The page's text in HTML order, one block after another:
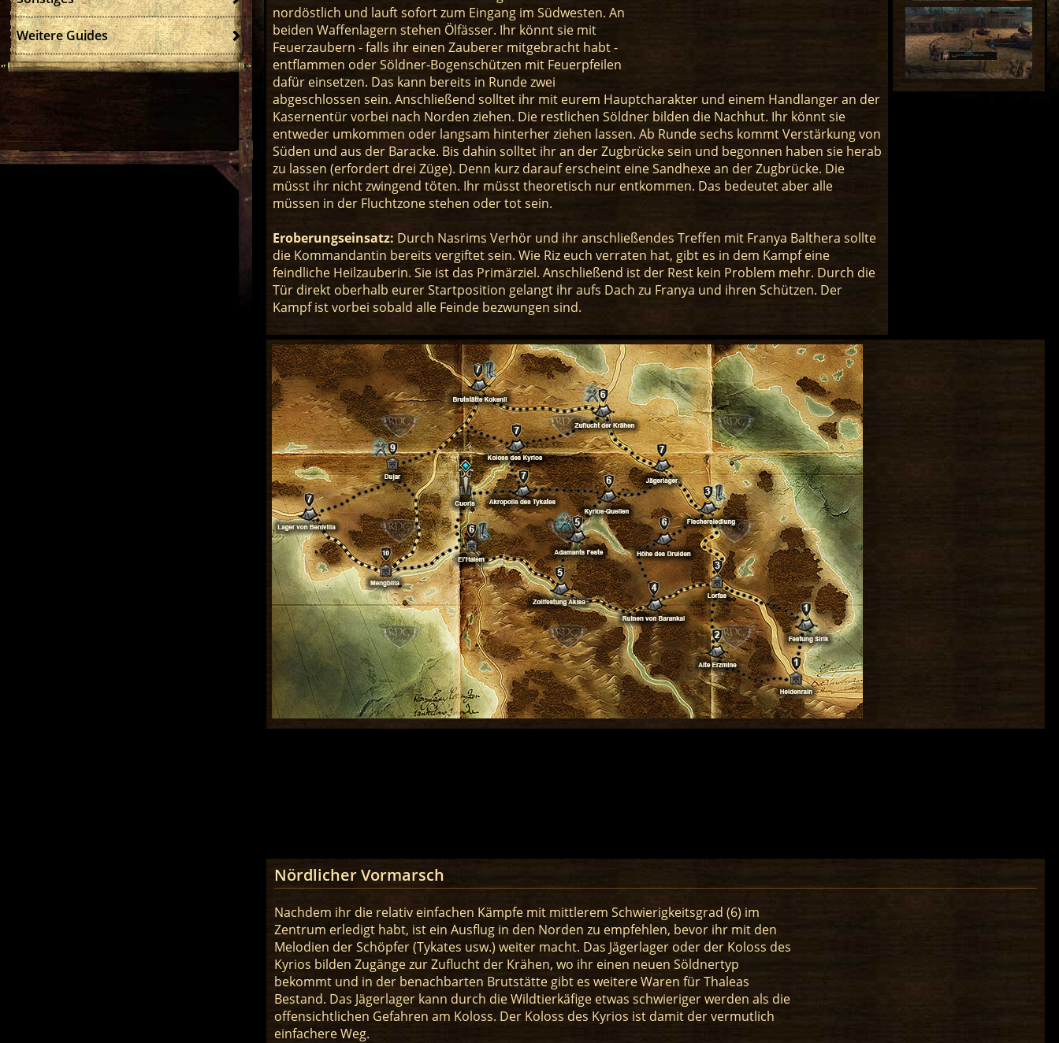
Weitere Guides
nordöstlich und lauft sofort zum Eingang im Südwesten. An
beiden Waffenlagern stehen Ölfässer. Ihr könnt sie mit
Feuerzaubern - falls ihr einen Zauberer mitgebracht habt -
entflammen oder Söldner-Bogenschützen mit Feuerpfeilen
dafür einsetzen. Das kann bereits in Runde zwei
abgeschlossen sein. Anschließend solltet ihr mit eurem Hauptcharakter und einem Handlanger an der
Kasernentür vorbei nach Norden ziehen. Die restlichen Söldner bilden die Nachhut. Ihr könnt sie
entweder umkommen oder langsam hinterher ziehen lassen. Ab Runde sechs kommt Verstärkung von
Süden und aus der Baracke. Bis dahin solltet ihr an der Zugbrücke sein und begonnen haben sie herab
zu lassen (erfordert drei Züge). Denn kurz darauf erscheint eine Sandhexe an der Zugbrücke. Die
müsst ihr nicht zwingend töten. Ihr müsst theoretisch nur entkommen. Das bedeutet aber alle
müssen in der Fluchtzone stehen oder tot sein.
Eroberungseinsatz: Durch Nasrims Verhör und ihr anschließendes Treffen mit Franya Balthera sollte
die Kommandantin bereits vergiftet sein. Wie Riz euch verraten hat, gibt es in dem Kampf eine
feindliche Heilzauberin. Sie ist das Primärziel. Anschließend ist der Rest kein Problem mehr. Durch die
Tür direkt oberhalb eurer Startposition gelangt ihr aufs Dach zu Franya und ihren Schützen. Der
Kampf ist vorbei sobald alle Feinde bezwungen sind.
Nördlicher Vormarsch
Nachdem ihr die relativ einfachen Kämpfe mit mittlerem Schwierigkeitsgrad (6) im
Zentrum erledigt habt, ist ein Ausflug in den Norden zu empfehlen, bevor ihr mit den
Melodien der Schöpfer (Tykates usw.) weiter macht. Das Jägerlager oder der Koloss des
Kyrios bilden Zugänge zur Zuflucht der Krähen, wo ihr einen neuen Söldnertyp
bekommt und in der benachbarten Brutstätte gibt es weitere Waren für Thaleas
Bestand. Das Jägerlager kann durch die Wildtierkäfige etwas schwieriger werden als die
offensichtlichen Gefahren am Koloss. Der Koloss des Kyrios ist damit der vermutlich
einfachere Weg.